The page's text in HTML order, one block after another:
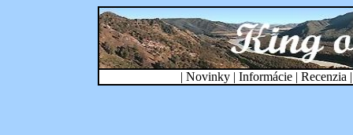
| Novinky| Informácie| Recenzia